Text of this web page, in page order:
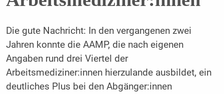
Die gute Nachricht: In den vergangenen zwei
Jahren konnte die AAMP, die nach eigenen
Angaben rund drei Viertel der
Arbeitsmediziner:innen hierzulande ausbildet, ein
deutliches Plus bei den Abgänger:innen